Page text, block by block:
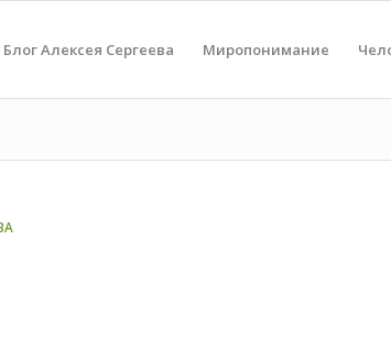
Блог Алексея Сергеева Миропонимание